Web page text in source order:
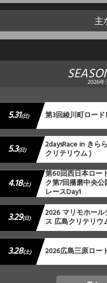
主
2026年
5.31(日) 第3回綾川町ロー
5.3(日) 2daysRace in きら
クリテリウム )
4.18(土)
第60回西日本ロー
ク第7回播磨中央
レースDay1
3.29(日) 2026 マリモホー
ス 広島クリテリウ
3.28(土) 2026広島三原ロー